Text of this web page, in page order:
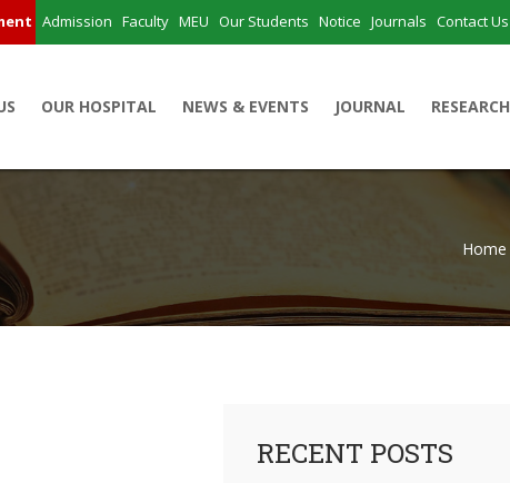
Admission Faculty MEU Our Students Notice Journals Contact Us
OUR HOSPITAL NEWS & EVENTS JOURNAL RESEARCH
Home
RECENT POSTS